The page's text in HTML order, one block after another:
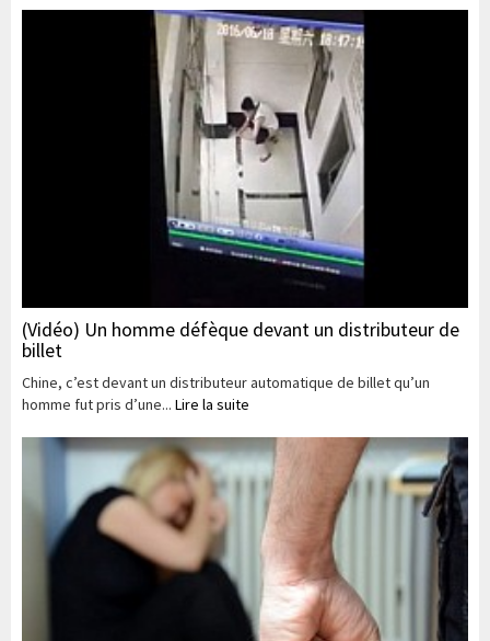
(Vidéo) Un homme défèque devant un distributeur de
billet
Chine, c’est devant un distributeur automatique de billet qu’un
homme fut pris d’une... Lire la suite